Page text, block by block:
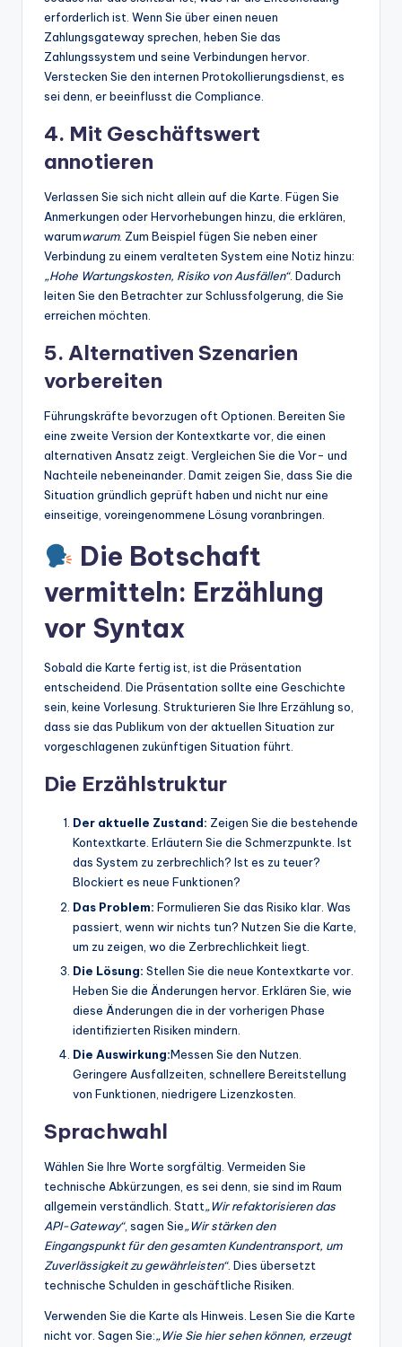
erforderlich ist. Wenn Sie über einen neuen
Zahlungsgateway sprechen, heben Sie das
Zahlungssystem und seine Verbindungen hervor.
Verstecken Sie den internen Protokollierungsdienst, es
sei denn, er beeinflusst die Compliance.
4. Mit Geschäftswert
annotieren
Verlassen Sie sich nicht allein auf die Karte. Fügen Sie
Anmerkungen oder Hervorhebungen hinzu, die erklären,
warumwarum. Zum Beispiel fügen Sie neben einer
Verbindung zu einem veralteten System eine Notiz hinzu:
„Hohe Wartungskosten, Risiko von Ausfällen“. Dadurch
leiten Sie den Betrachter zur Schlussfolgerung, die Sie
erreichen möchten.
5. Alternativen Szenarien
vorbereiten
Führungskräfte bevorzugen oft Optionen. Bereiten Sie
eine zweite Version der Kontextkarte vor, die einen
alternativen Ansatz zeigt. Vergleichen Sie die Vor- und
Nachteile nebeneinander. Damit zeigen Sie, dass Sie die
Situation gründlich geprüft haben und nicht nur eine
einseitige, voreingenommene Lösung voranbringen.
Die Botschaft
vermitteln: Erzählung
vor Syntax
Sobald die Karte fertig ist, ist die Präsentation
entscheidend. Die Präsentation sollte eine Geschichte
sein, keine Vorlesung. Strukturieren Sie Ihre Erzählung so,
dass sie das Publikum von der aktuellen Situation zur
vorgeschlagenen zukünftigen Situation führt.
Die Erzählstruktur
Der aktuelle Zustand: Zeigen Sie die bestehende
Kontextkarte. Erläutern Sie die Schmerzpunkte. Ist
das System zu zerbrechlich? Ist es zu teuer?
Blockiert es neue Funktionen?
Das Problem: Formulieren Sie das Risiko klar. Was
passiert, wenn wir nichts tun? Nutzen Sie die Karte,
um zu zeigen, wo die Zerbrechlichkeit liegt.
Die Lösung: Stellen Sie die neue Kontextkarte vor.
Heben Sie die Änderungen hervor. Erklären Sie, wie
diese Änderungen die in der vorherigen Phase
identifizierten Risiken mindern.
Die Auswirkung:Messen Sie den Nutzen.
Geringere Ausfallzeiten, schnellere Bereitstellung
von Funktionen, niedrigere Lizenzkosten.
Sprachwahl
Wählen Sie Ihre Worte sorgfältig. Vermeiden Sie
technische Abkürzungen, es sei denn, sie sind im Raum
allgemein verständlich. Statt„Wir refaktorisieren das
API-Gateway“, sagen Sie„Wir stärken den
Eingangspunkt für den gesamten Kundentransport, um
Zuverlässigkeit zu gewährleisten“. Dies übersetzt
technische Schulden in geschäftliche Risiken.
Verwenden Sie die Karte als Hinweis. Lesen Sie die Karte
nicht vor. Sagen Sie:„Wie Sie hier sehen können, erzeugt